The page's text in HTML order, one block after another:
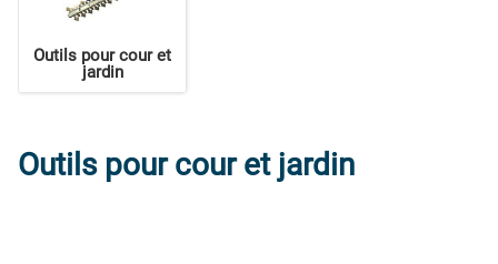
Outils pour cour et
jardin
Outils pour cour et jardin